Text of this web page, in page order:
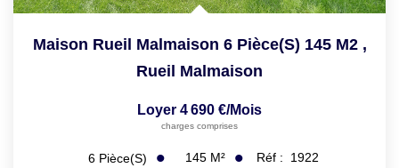
Maison Rueil Malmaison 6 Pièce(s) 145 M2 ,
Rueil Malmaison
Loyer 4 690 €/mois
charges comprises
6 Pièce(s) 145 M² Réf : 1922